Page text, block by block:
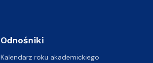
Odnośniki
Kalendarz roku akademickiego